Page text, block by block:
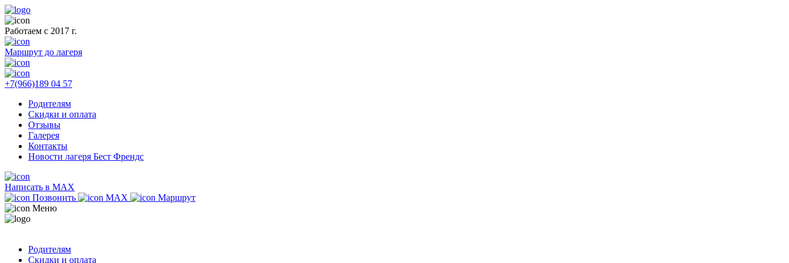
Работаем с 2017 г.
Маршрут до лагеря
+7(966)189 04 57
Родителям
Скидки и оплата
Отзывы
Галерея
Контакты
Новости лагеря Бест Френдс
Написать в MAX
Позвонить
MAX
Маршрут
Меню
Родителям
Скидки и оплата